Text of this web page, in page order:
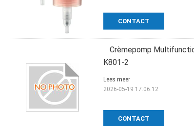
CONTACT
Crèmepomp
K801-2
CONTACT
Lees meer
2026-05-19 17:06:12